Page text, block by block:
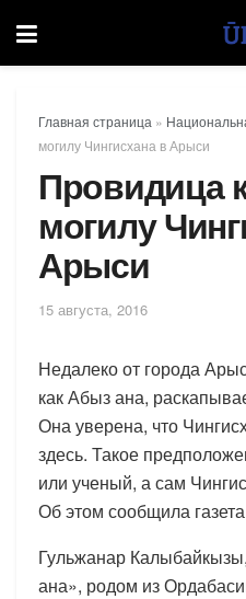
Главная страница »
могилу Чингисхана в Арыси
Провидица
могилу
Арыси
15 августа, 2016
Недалеко от города
как Абыз ана,
Она уверена, что
здесь. Такое
или ученый, а сам
Об этом сообщила газета
Гульжанар
ана», родом из